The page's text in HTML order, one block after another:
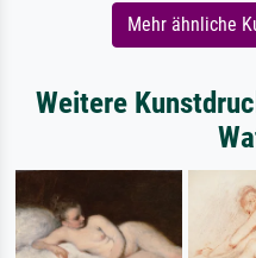
Mehr ähnliche
Weitere